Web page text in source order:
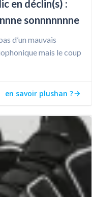
en déclin(s) :
sonnnnnnne
d’un mauvais
mais le coup
en savoir plushan ?